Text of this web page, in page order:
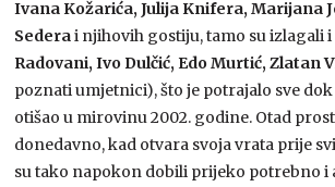
Ivana Kožarića, Julija Knifera, Marijana
Sederai njihovih gostiju, tamo su izlagali i
Radovani, Ivo Dulčić, Edo Murtić, Zlatan
poznati umjetnici), što je potrajalo sve
otišao u mirovinu 2002. godine. Otad
donedavno, kad otvara svoja vrata prije
su tako napokon dobili prijeko potrebno i